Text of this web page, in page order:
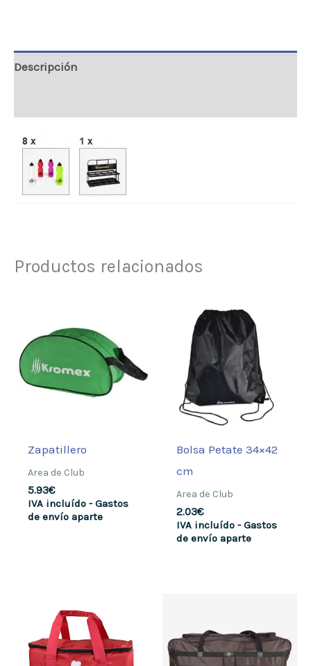
Descripción
Productos relacionados
Zapatillero
Area de Club
5.93€
IVA incluído - Gastos
de envío aparte
Bolsa Petate 34×42
cm
Area de Club
2.03€
IVA incluído - Gastos
de envío aparte